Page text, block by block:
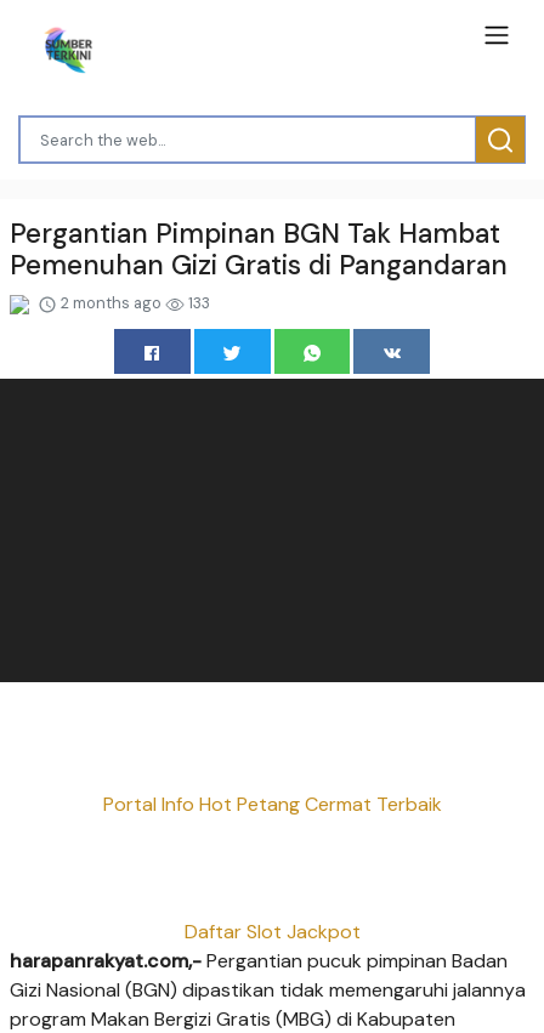
Pergantian Pimpinan BGN Tak Hambat
Pemenuhan Gizi Gratis di Pangandaran
2 months ago 133
Portal Info Hot Petang Cermat Terbaik
Daftar Slot Jackpot
harapanrakyat.com,-Pergantian pucuk pimpinan Badan
Gizi Nasional (BGN) dipastikan tidak memengaruhi jalannya
program Makan Bergizi Gratis (MBG) di Kabupaten